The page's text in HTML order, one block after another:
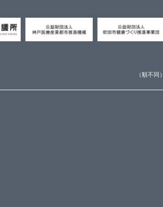
（順不同）